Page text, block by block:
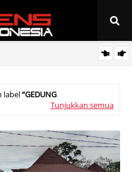
Tengah Menggodok
label GEDUNG
Tunjukkan semua